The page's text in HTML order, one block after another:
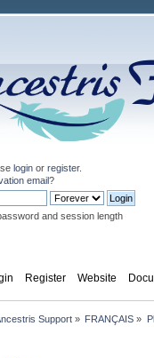
loginor register.
email?
and session length
Register Website
Support» FRANÇAIS »